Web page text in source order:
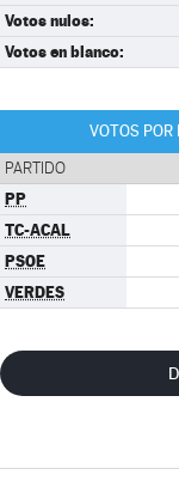
Votos nulos:
Votos en blanco:
VOTOS POR
PARTIDO
PP
TC-ACAL
PSOE
VERDES